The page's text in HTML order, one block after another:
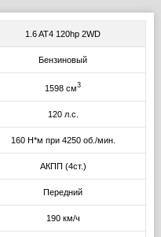
1.6 AT4 120hp 2WD
Бензиновый
1598 см3
120 л.с.
160 Н*м при 4250 об./мин.
АКПП (4ст.)
Передний
190 км/ч